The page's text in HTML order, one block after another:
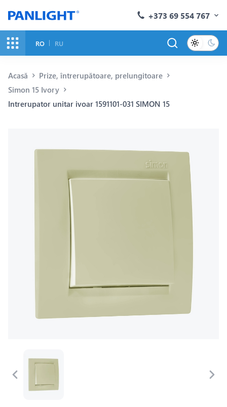
+373 69 554 767
RO RU
Acasă
Prize, întrerupătoare, prelungitoare
Simon 15 Ivory
Intrerupator unitar ivoar 1591101-031 SIMON 15